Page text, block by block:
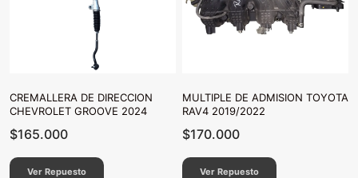
CREMALLERA DE DIRECCION
CHEVROLET GROOVE 2024
$165.000
Ver Repuesto
MULTIPLE DE ADMISION TOYOTA
RAV4 2019/2022
$170.000
Ver Repuesto